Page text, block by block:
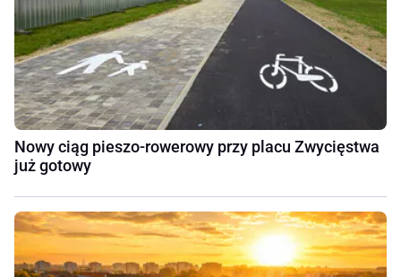
Nowy ciąg pieszo-rowerowy przy placu Zwycięstwa
już gotowy